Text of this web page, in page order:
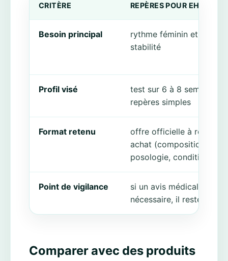
CRITÈRE REPÈRES POUR EH-5
Besoin principal
rythme féminin et
stabilité
Profil visé
test sur 6 à 8 semaines,
repères simples
Format retenu
offre officielle à relire
achat (composition,
posologie, conditions)
Point de vigilance
si un avis médical est
nécessaire, il reste
Comparer avec des produits